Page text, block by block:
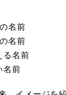
名前
名前
る名前
名前